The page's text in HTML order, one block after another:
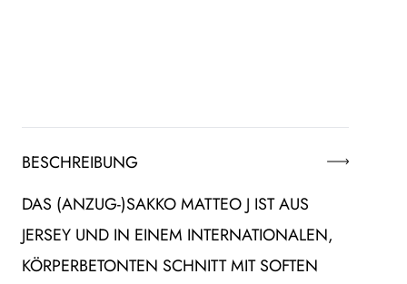
BESCHREIBUNG
DAS (ANZUG-)SAKKO MATTEO J IST AUS
JERSEY UND IN EINEM INTERNATIONALEN,
KÖRPERBETONTEN SCHNITT MIT SOFTEN